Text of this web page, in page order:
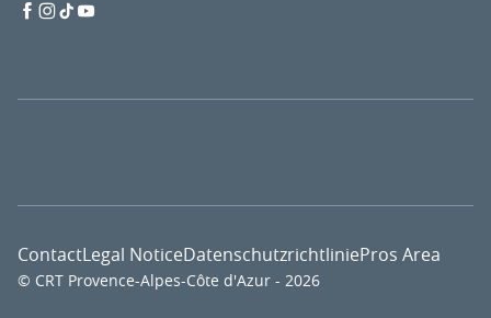
© CRT Provence-Alpes-Côte d'Azur - 2026
ContactLegal NoticeDatenschutzrichtliniePros Area